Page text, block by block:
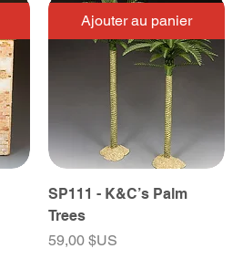
Ajouter au panier
SP111 - K&C’s Palm
Trees
Prix
59,00 $US